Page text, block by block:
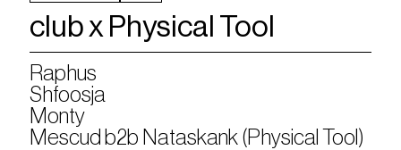
club x Physical Tool
Raphus
Shfoosja
Monty
Mescud b2b Nataskank (Physical Tool)